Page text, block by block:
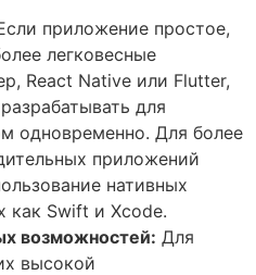
приложение простое,
легковесные
React Native или Flutter,
для
одновременно. Для более
приложений
нативных
как Swift и Xcode.
возможностей: Для
высокой